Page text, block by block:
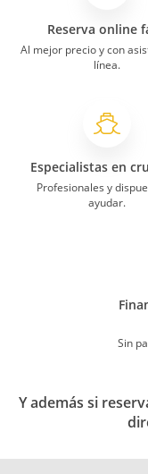
Reserva online
Al mejor precio y con
línea.
Especialistas en
Profesionales y
ayudar.
Sin
Y además si